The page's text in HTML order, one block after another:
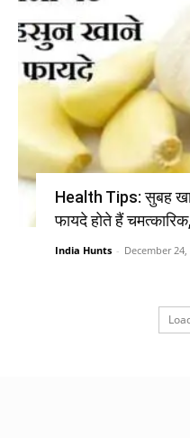
Health Tips: सुबह
फायदे होते हैं
India Hunts - December 24,